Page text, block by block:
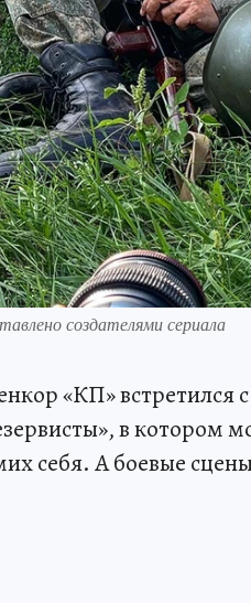
создателями сериала
«КП» встретился
в котором
себя. А боевые